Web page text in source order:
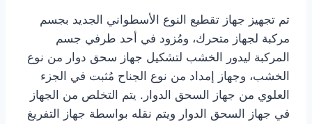
تم تجهيز جهاز تقطيع النوع الأسطواني الجديد بجسم
مركبة لجهاز متحرك، ومُزود في أحد طرفي جسم
المركبة ليدور الخشب لتشكيل جهاز سحق دوار من نوع
الخشب، وجهاز إمداد من نوع الجناح مُثبت في الجزء
العلوي من جهاز السحق الدوار. يتم التخلص من الجهاز
في جهاز السحق الدوار ويتم نقله بواسطة جهاز التفريغ